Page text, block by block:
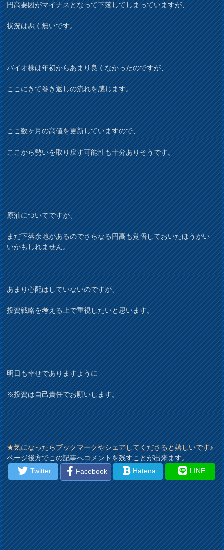
円高要因がマイナスとなって下落してしまっていますが、
状況は悪く無いです。
バイオ株は年初からあまり良くなかったのですが、
ここにきて巻き返しの流れを感じます。
ここ数ヶ月の高値を更新していますので、
ここから勢いを取り戻す可能性も十分ありそうです。
原油についてですが、
まだ下落余地があるのでさらなる円高も覚悟しておいたほうがい
いかもしれません。
あまり心配はしていないのですが、
投資戦略を考える上で重視したいと思います。
明日も幸せでありますように
※投資は自己責任でお願いします。
★気になったらブックマークやシェアしてくださると嬉しいです♪
ページ後方でこの記事へコメントを残すことが出来ます。
Twitter
Facebook Hatena LINE